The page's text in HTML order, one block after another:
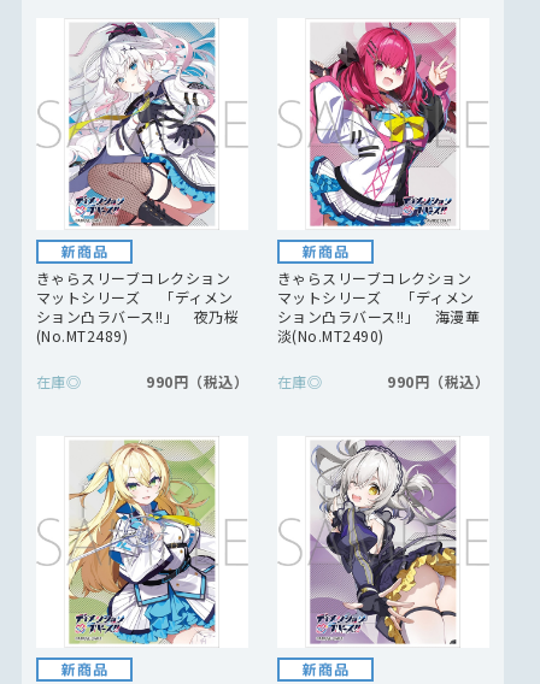
きゃらスリーブコレクション
マットシリーズ 「ディメン
ション凸ラバース!!」 夜乃桜
(No.MT2489)
在庫◎ 990円
きゃらスリーブコレクション
マットシリーズ 「ディメン
ション凸ラバース!!」 海漫華
淡(No.MT2490)
在庫◎ 990円